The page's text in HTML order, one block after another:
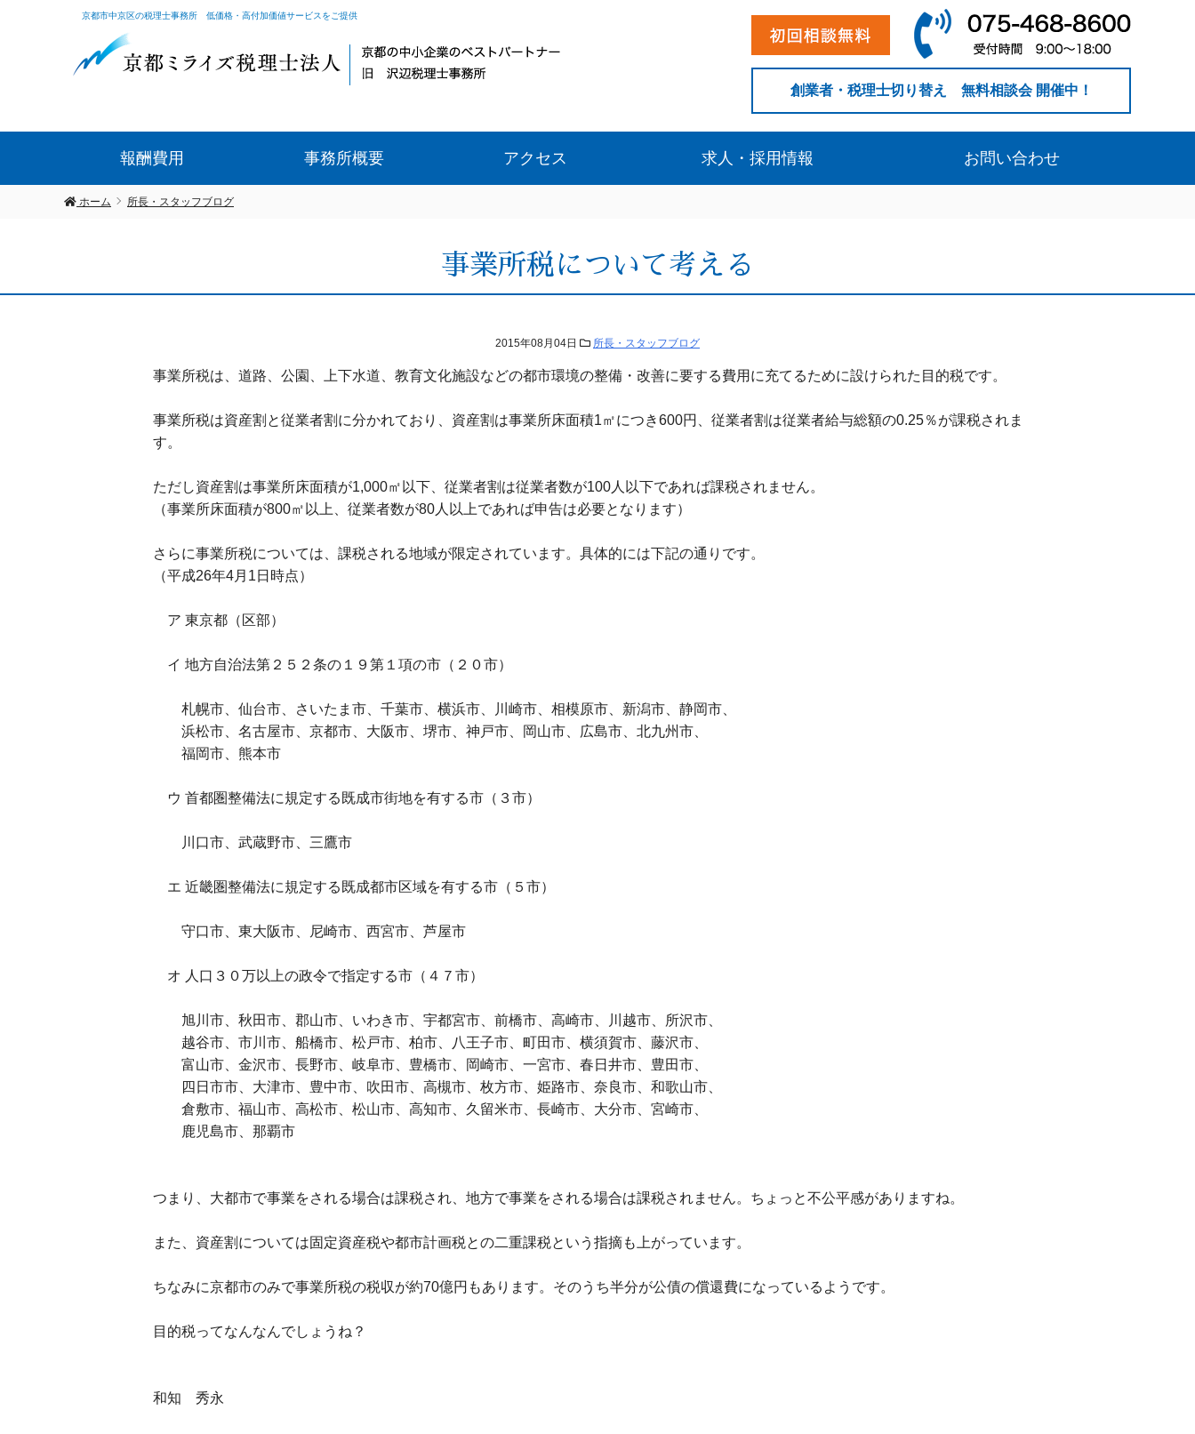
京都市中京区の税理士事務所 低価格・高付加価値サービスをご提供
創業者・税理士切り替え 無料相談会 開催中！
報酬費用 事務所概要 アクセス 求人・採用情報 お問い合わせ
ホーム 所長・スタッフブログ
事業所税について考える
2015年08月04日 所長・スタッフブログ
事業所税は、道路、公園、上下水道、教育文化施設などの都市環境の整備・改善に要する費用に充てるために設けられた目的税です。
事業所税は資産割と従業者割に分かれており、資産割は事業所床面積1㎡につき600円、従業者割は従業者給与総額の0.25％が課税されま
す。
ただし資産割は事業所床面積が1,000㎡以下、従業者割は従業者数が100人以下であれば課税されません。
（事業所床面積が800㎡以上、従業者数が80人以上であれば申告は必要となります）
さらに事業所税については、課税される地域が限定されています。具体的には下記の通りです。
（平成26年4月1日時点）
ア 東京都（区部）
イ 地方自治法第２５２条の１９第１項の市（２０市）
札幌市、仙台市、さいたま市、千葉市、横浜市、川崎市、相模原市、新潟市、静岡市、
浜松市、名古屋市、京都市、大阪市、堺市、神戸市、岡山市、広島市、北九州市、
福岡市、熊本市
ウ 首都圏整備法に規定する既成市街地を有する市（３市）
川口市、武蔵野市、三鷹市
エ 近畿圏整備法に規定する既成都市区域を有する市（５市）
守口市、東大阪市、尼崎市、西宮市、芦屋市
オ 人口３０万以上の政令で指定する市（４７市）
旭川市、秋田市、郡山市、いわき市、宇都宮市、前橋市、高崎市、川越市、所沢市、
越谷市、市川市、船橋市、松戸市、柏市、八王子市、町田市、横須賀市、藤沢市、
富山市、金沢市、長野市、岐阜市、豊橋市、岡崎市、一宮市、春日井市、豊田市、
四日市市、大津市、豊中市、吹田市、高槻市、枚方市、姫路市、奈良市、和歌山市、
倉敷市、福山市、高松市、松山市、高知市、久留米市、長崎市、大分市、宮崎市、
鹿児島市、那覇市
つまり、大都市で事業をされる場合は課税され、地方で事業をされる場合は課税されません。ちょっと不公平感がありますね。
また、資産割については固定資産税や都市計画税との二重課税という指摘も上がっています。
ちなみに京都市のみで事業所税の税収が約70億円もあります。そのうち半分が公債の償還費になっているようです。
目的税ってなんなんでしょうね？
和知 秀永